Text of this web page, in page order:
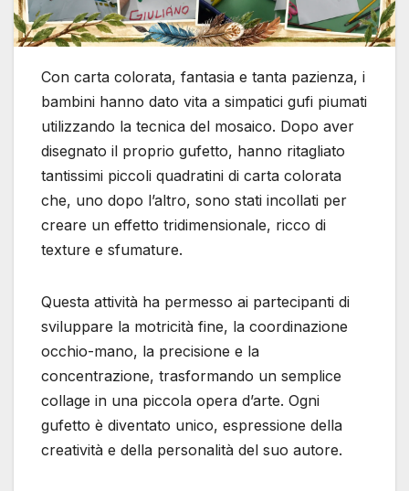
Con carta colorata, fantasia e tanta pazienza, i
bambini hanno dato vita a simpatici gufi piumati
utilizzando la tecnica del mosaico. Dopo aver
disegnato il proprio gufetto, hanno ritagliato
tantissimi piccoli quadratini di carta colorata
che, uno dopo l’altro, sono stati incollati per
creare un effetto tridimensionale, ricco di
texture e sfumature.
Questa attività ha permesso ai partecipanti di
sviluppare la motricità fine, la coordinazione
occhio-mano, la precisione e la
concentrazione, trasformando un semplice
collage in una piccola opera d’arte. Ogni
gufetto è diventato unico, espressione della
creatività e della personalità del suo autore.